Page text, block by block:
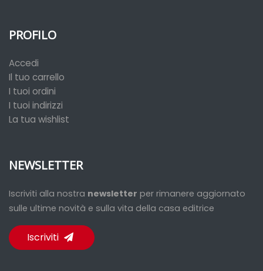
PROFILO
Accedi
Il tuo carrello
I tuoi ordini
I tuoi indirizzi
La tua wishlist
NEWSLETTER
Iscriviti alla nostra newsletter per rimanere aggiornato
sulle ultime novità e sulla vita della casa editrice
Iscriviti